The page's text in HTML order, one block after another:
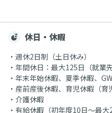
休日・休暇
・週休2日制（土日休み）
・年間休日：最大125日（就業
・年末年始休暇、夏季休暇、
・産前産後休暇、育児休暇（育
・介護休暇
・有給休暇（初年度10日〜最